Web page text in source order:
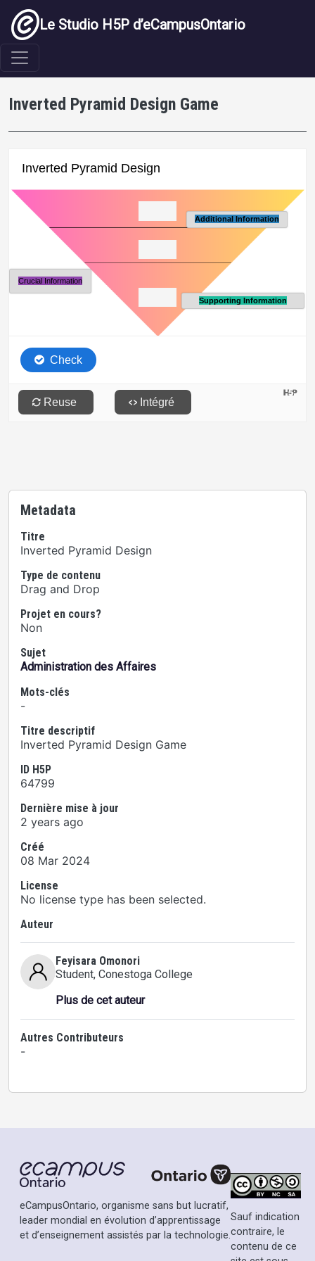
Aller au contenu principal
Le Studio H5P d’eCampusOntario
Inverted Pyramid Design Game
Metadata
Titre
Inverted Pyramid Design
Type de contenu
Drag and Drop
Projet en cours?
Non
Sujet
Administration des Affaires
Mots-clés
-
Titre descriptif
Inverted Pyramid Design Game
ID H5P
64799
Dernière mise à jour
2 years ago
Créé
08 Mar 2024
License
No license type has been selected.
Auteur
Feyisara Omonori
Student, Conestoga College
Plus de cet auteur
Autres Contributeurs
-
eCampusOntario, organisme sans but lucratif,
leader mondial en évolution d’apprentissage
et d’enseignement assistés par la technologie.
Sauf indication
contraire, le
contenu de ce